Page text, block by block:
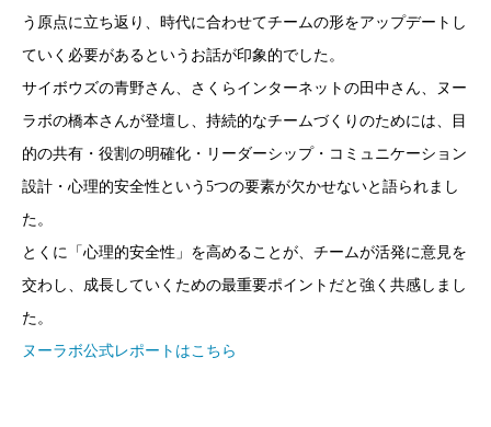
う原点に立ち返り、時代に合わせてチームの形をアップデートし
ていく必要があるというお話が印象的でした。
サイボウズの青野さん、さくらインターネットの田中さん、ヌー
ラボの橋本さんが登壇し、持続的なチームづくりのためには、目
的の共有・役割の明確化・リーダーシップ・コミュニケーション
設計・心理的安全性という5つの要素が欠かせないと語られまし
た。
とくに「心理的安全性」を高めることが、チームが活発に意見を
交わし、成長していくための最重要ポイントだと強く共感しまし
た。
ヌーラボ公式レポートはこちら